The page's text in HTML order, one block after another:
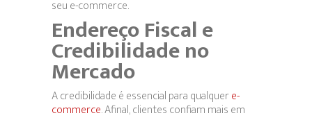
seu e-commerce.
Endereço Fiscal e
Credibilidade no
Mercado
A credibilidade é essencial para qualquere-
commerce. Afinal, clientes confiam mais em